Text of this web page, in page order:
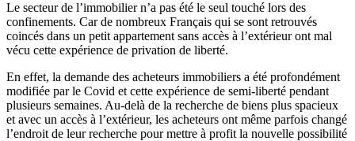
Le secteur de l’immobilier n’a pas été le seul touché lors des
confinements. Car de nombreux Français qui se sont retrouvés
coincés dans un petit appartement sans accès à l’extérieur ont mal
vécu cette expérience de privation de liberté.
En effet, la demande des acheteurs immobiliers a été profondément
modifiée par le Covid et cette expérience de semi-liberté pendant
plusieurs semaines. Au-delà de la recherche de biens plus spacieux
et avec un accès à l’extérieur, les acheteurs ont même parfois changé
l’endroit de leur recherche pour mettre à profit la nouvelle possibilité